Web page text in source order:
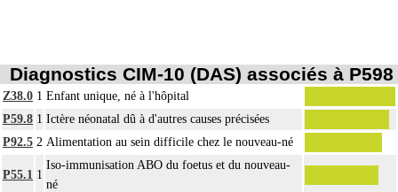
Diagnostics CIM-10 (DAS) associés à P598
Z38.0 1 Enfant unique, né à l'hôpital
P59.8 1 Ictère néonatal dû à d'autres causes précisées
P92.5 2 Alimentation au sein difficile chez le nouveau-né
P55.1 1
Iso-immunisation ABO du foetus et du nouveau-
né